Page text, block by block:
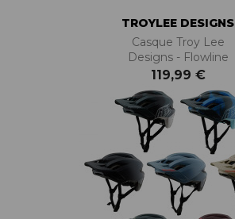
TROYLEE DESIGNS
Casque Troy Lee
Designs - Flowline
119,99 €